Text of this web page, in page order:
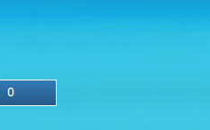
Fokea